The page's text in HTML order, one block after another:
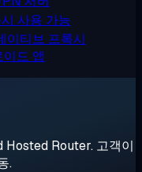
사용 가능
이티브 프록시
드 앱
Hosted Router. 고객이
.